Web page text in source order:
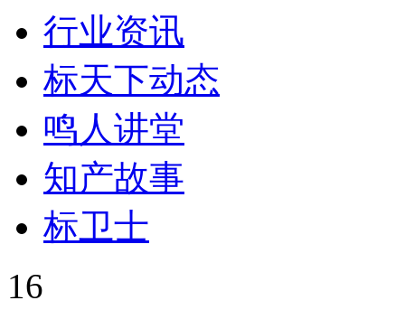
行业资讯
标天下动态
鸣人讲堂
知产故事
标卫士
16